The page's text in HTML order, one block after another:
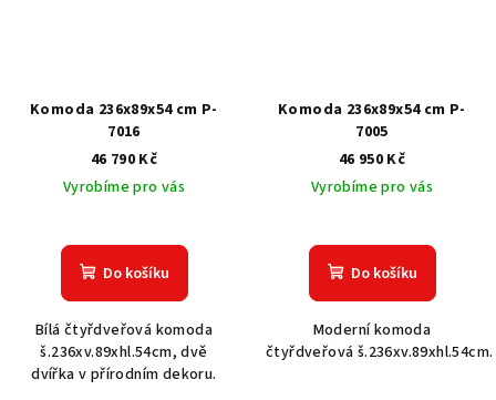
Komoda 236x89x54 cm P-
7016
46 790 Kč
Vyrobíme pro vás
Do košíku
Bílá čtyřdveřová komoda
š.236xv.89xhl.54cm, dvě
dvířka v přírodním dekoru.
Komoda 236x89x54 cm P-
7005
46 950 Kč
Vyrobíme pro vás
Do košíku
Moderní komoda
čtyřdveřová š.236xv.89xhl.54cm.